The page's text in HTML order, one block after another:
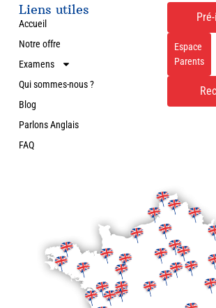
Liens utiles
Accueil
Notre offre
Examens
Qui sommes-nous ?
Blog
Parlons Anglais
FAQ
Espace
Parents